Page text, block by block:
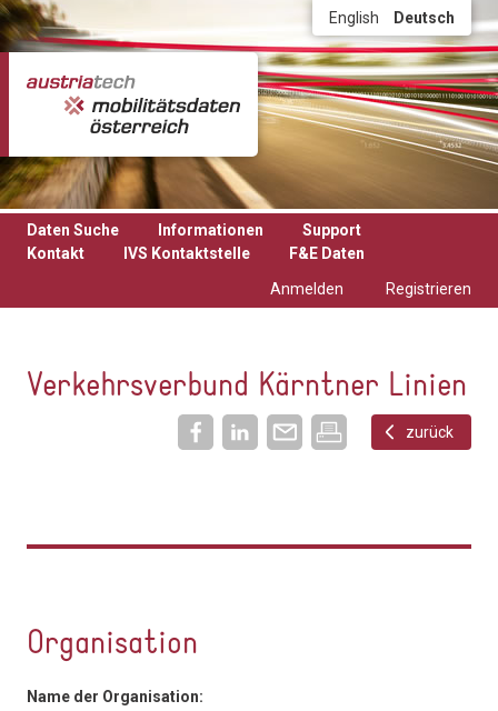
Direkt zum Inhalt English Deutsch
Daten Suche Informationen
Support
Kontakt
IVS Kontaktstelle
F&E Daten
Anmelden
Registrieren
Verkehrsverbund Kärntner Linien
zurück
Organisation
Name der Organisation: